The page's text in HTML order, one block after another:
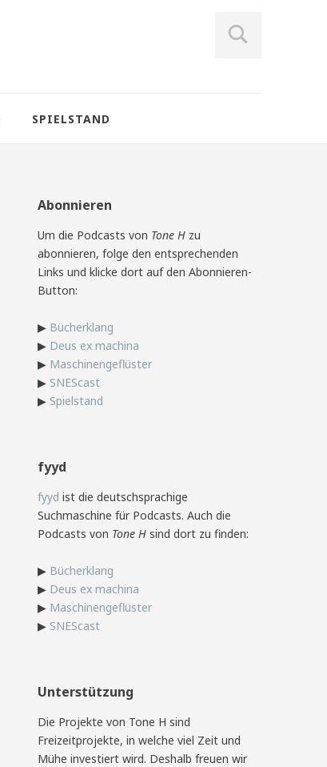
SPIELSTAND
Abonnieren
Um die Podcasts von Tone H zu
abonnieren, folge den entsprechenden
Links und klicke dort auf den Abonnieren-
Button:
▶ Bücherklang
▶ Deus ex machina
▶ Maschinengeflüster
▶ SNEScast
▶ Spielstand
fyyd
fyyd ist die deutschsprachige
Suchmaschine für Podcasts. Auch die
Podcasts von Tone H sind dort zu finden:
▶ Bücherklang
▶ Deus ex machina
▶ Maschinengeflüster
▶ SNEScast
Unterstützung
Die Projekte von Tone H sind
Freizeitprojekte, in welche viel Zeit und
Mühe investiert wird. Deshalb freuen wir